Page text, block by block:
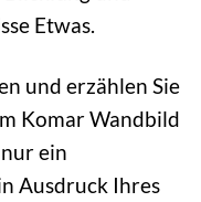
Etwas.
und erzählen Sie
Komar Wandbild
ein
Ausdruck Ihres